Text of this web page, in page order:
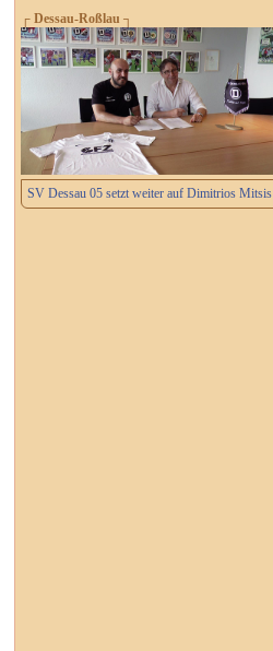
┌ Dessau-Roßlau ┐
SV Dessau 05 setzt weiter auf Dimitrios Mitsis